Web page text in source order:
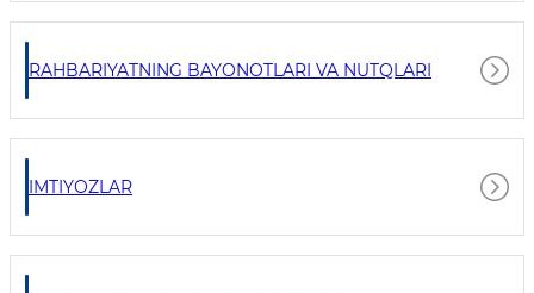
RAHBARIYATNING BAYONOTLARI VA NUTQLARI
IMTIYOZLAR